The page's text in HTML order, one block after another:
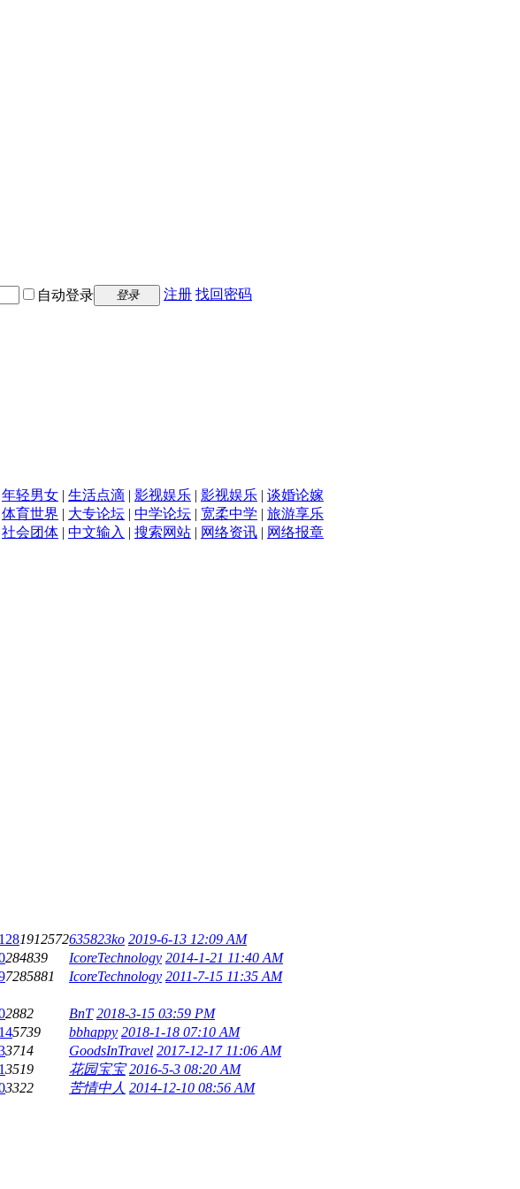
自动登录 登录 注册 找回密码
年轻男女 | 生活点滴 | 影视娱乐 | 影视娱乐 | 谈婚论嫁
体育世界 | 大专论坛 | 中学论坛 | 宽柔中学 | 旅游享乐
社会团体 | 中文输入 | 搜索网站 | 网络资讯 | 网络报章
1281912572635823ko 2019-6-13 12:09 AM
284839 IcoreTechnology 2014-1-21 11:40 AM
7285881 IcoreTechnology 2011-7-15 11:35 AM
2882 BnT 2018-3-15 03:59 PM
145739 bbhappy 2018-1-18 07:10 AM
3714 GoodsInTravel 2017-12-17 11:06 AM
13519 花园宝宝 2016-5-3 08:20 AM
3322 苦情中人 2014-12-10 08:56 AM